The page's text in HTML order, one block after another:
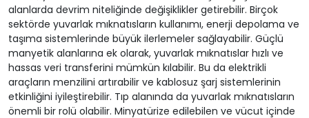
alanlarda devrim niteliğinde değişiklikler getirebilir. Birçok
sektörde yuvarlak mıknatısların kullanımı, enerji depolama ve
taşıma sistemlerinde büyük ilerlemeler sağlayabilir. Güçlü
manyetik alanlarına ek olarak, yuvarlak mıknatıslar hızlı ve
hassas veri transferini mümkün kılabilir. Bu da elektrikli
araçların menzilini artırabilir ve kablosuz şarj sistemlerinin
etkinliğini iyileştirebilir. Tıp alanında da yuvarlak mıknatısların
önemli bir rolü olabilir. Minyatürize edilebilen ve vücut içinde